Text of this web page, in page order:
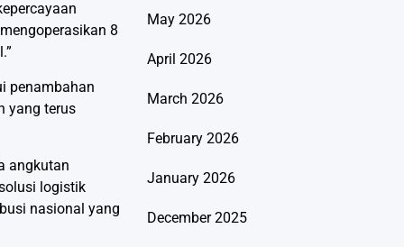
8
penambahan
yang terus
angkutan
logistik
nasional yang
May 2026
April 2026
March 2026
February 2026
January 2026
December 2025